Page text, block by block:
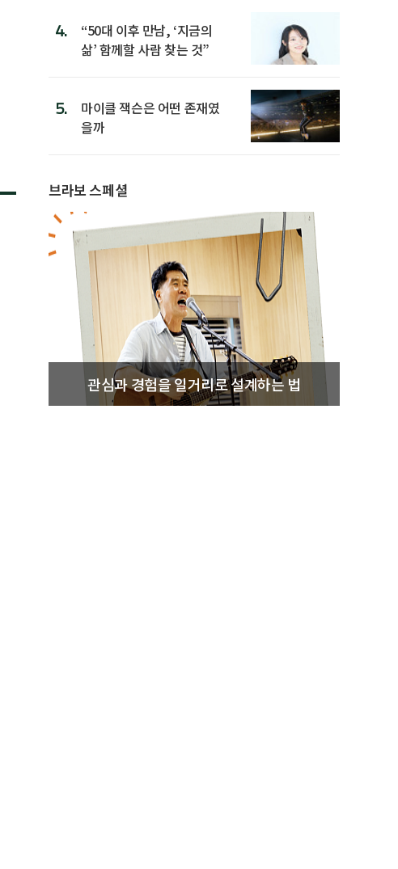
4.
“50대 이후 만남, ‘지금의
삶’ 함께할 사람 찾는 것”
5.
마이클 잭슨은 어떤 존재였
을까
브라보 스페셜
관심과 경험을 일거리로 설계하는 법